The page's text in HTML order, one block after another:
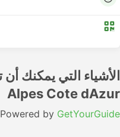
Alpes Cote dAzur
Powered by GetYourGuide